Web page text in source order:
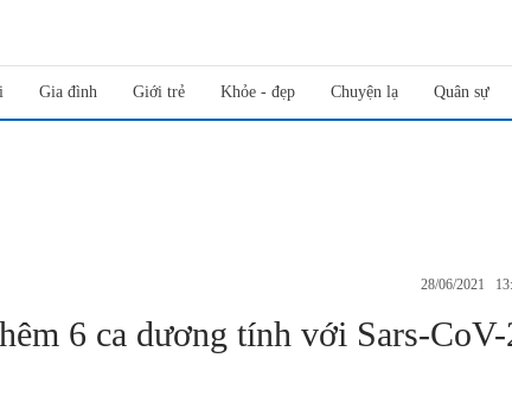
Gia đình Giới trẻ Khỏe - đẹp Chuyện lạ Quân sự
28/06/2021
6 ca dương tính với Sars-CoV-